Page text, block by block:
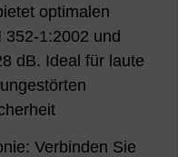
optimalen
1:2002 und
dB. Ideal für laute
Verbinden Sie